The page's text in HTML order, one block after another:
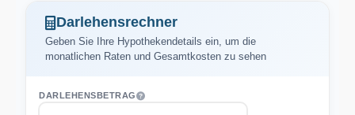
Darlehensrechner
Geben Sie Ihre Hypothekendetails ein, um die
monatlichen Raten und Gesamtkosten zu sehen
DARLEHENSBETRAG